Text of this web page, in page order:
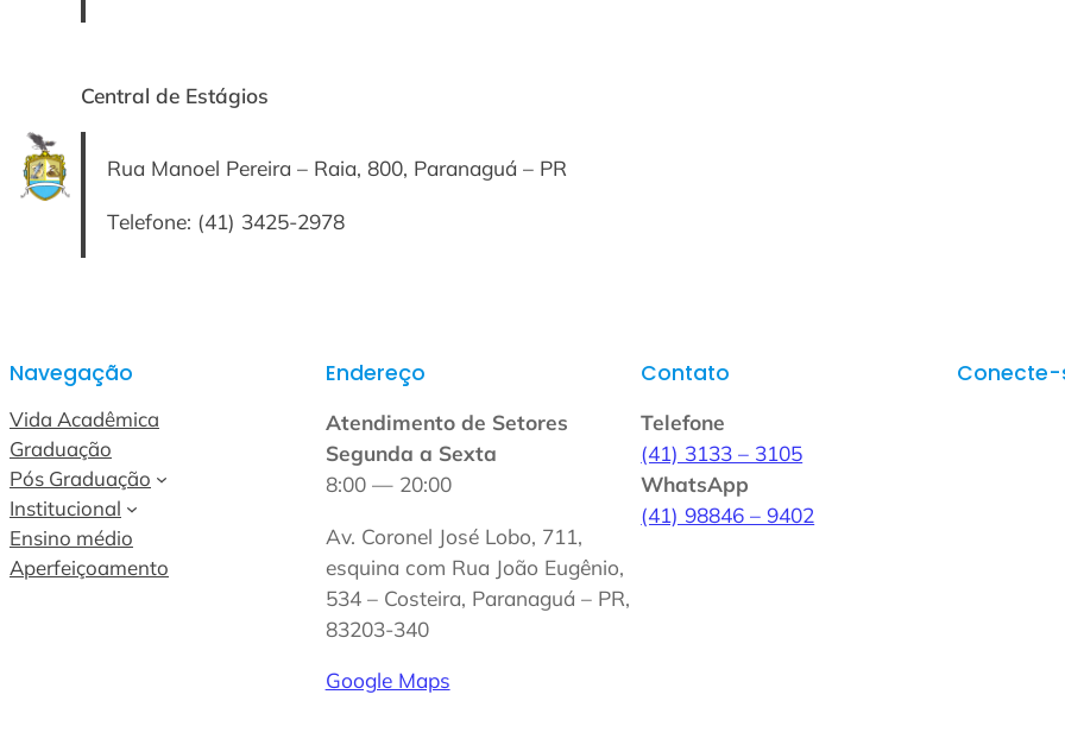
Central de Estágios
Rua Manoel Pereira – Raia, 800, Paranaguá – PR
Telefone: (41) 3425-2978
Navegação
Vida Acadêmica
Graduação
Pós Graduação
Institucional
Ensino médio
Aperfeiçoamento
Endereço
Atendimento de Setores
Segunda a Sexta
8:00 — 20:00
Av. Coronel José Lobo, 711,
esquina com Rua João Eugênio,
534 – Costeira, Paranaguá – PR,
83203-340
Google Maps
Contato
Telefone
(41) 3133 – 3105
WhatsApp
(41) 98846 – 9402
Conecte-